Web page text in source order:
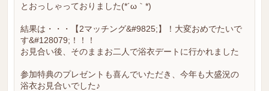
とおっしゃっておりました(*´ω｀*)
結果は・・・【2マッチング&#9825;】！大変おめでたいで
す&#128079;！！！
お見合い後、そのままお二人で浴衣デートに行かれました
参加特典のプレゼントも喜んでいただき、今年も大盛況の
浴衣お見合いでした♪